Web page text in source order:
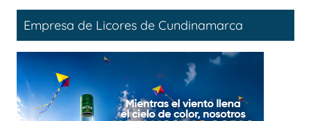
Empresa de Licores de Cundinamarca